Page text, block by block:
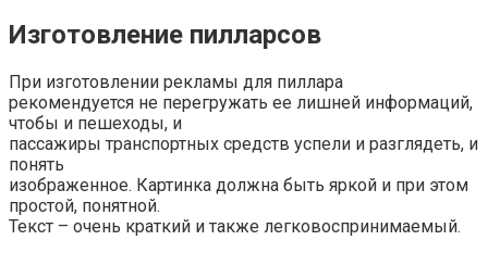
Изготовление пилларсов
При изготовлении рекламы для пиллара
рекомендуется не перегружать ее лишней информаций,
чтобы и пешеходы, и
пассажиры транспортных средств успели и разглядеть, и
понять
изображенное. Картинка должна быть яркой и при этом
простой, понятной.
Текст – очень краткий и также легковоспринимаемый.